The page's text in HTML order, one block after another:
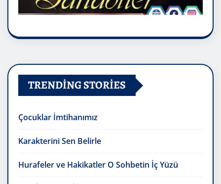
TRENDING STORIES
Çocuklar İmtihanımız
Karakterini Sen Belirle
Hurafeler ve Hakikatler O Sohbetin İç Yüzü